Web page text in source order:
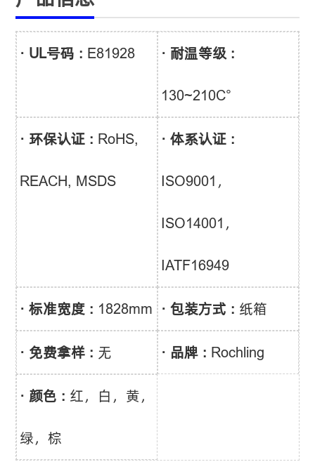
· UL号码 : E81928 · 耐温等级 :
130~210C°
· 环保认证 : RoHS,
REACH, MSDS
· 体系认证 :
ISO9001，
ISO14001，
IATF16949
· 标准宽度 : 1828mm · 包装方式 : 纸箱
· 免费拿样 : 无 · 品牌 : Rochling
· 颜色 : 红，白，黄，
绿，棕